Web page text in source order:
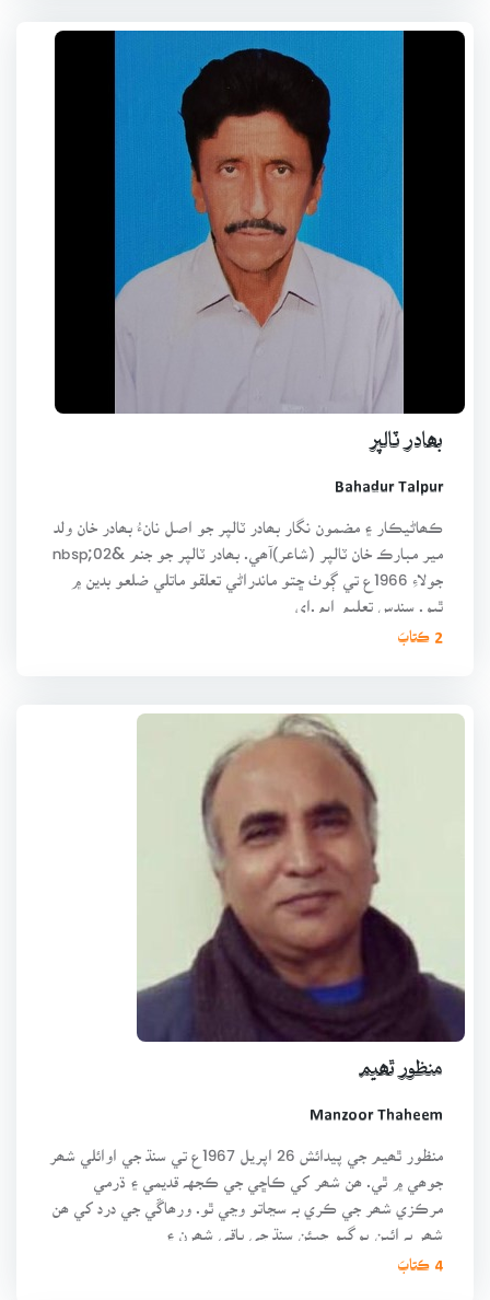
بھادر ٽالپر
Bahadur Talpur
ڪھاڻيڪار ۽ مضمون نگار بھادر ٽالپر جو اصل نانءُ بھادر خان ولد
مير مبارڪ خان ٽالپر (شاعر)آھي. بھادر ٽالپر جو جنم &nbsp;02
جولاءِ 1966ع تي ڳوٺ ڇتو ماندراڻي تعلقو ماتلي ضلعو بدين ۾
ٿيو. سندس تعليم ايم.اي
2 ڪتابَ
منظور ٿھيم
Manzoor Thaheem
منظور ٿھيم جي پيدائش 26 اپريل 1967ع تي سنڌ جي اوائلي شھر
جوھي ۾ ٿي. ھن شھر کي ڪاڇي جي ڪجهہ قديمي ۽ ڌرمي
مرڪزي شھر جي ڪري بہ سڃاتو وڃي ٿو. ورھاڱي جي درد کي ھن
شھر بہ ائين ڀوڳيو جيئن سنڌ جي باقي شھرن ۽
4 ڪتابَ